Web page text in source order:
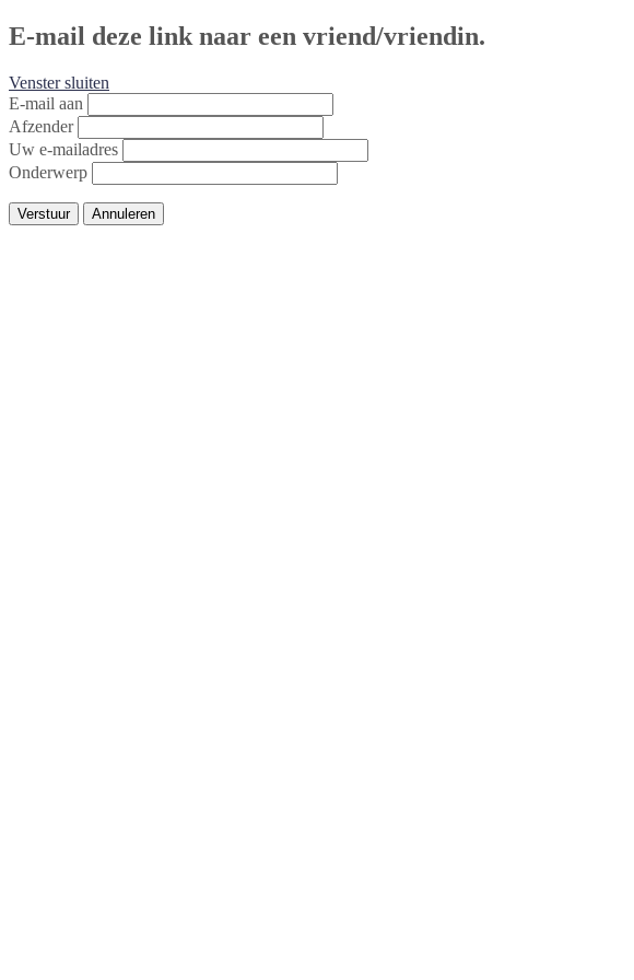
E-mail deze link naar een vriend/vriendin.
Venster sluiten
E-mail aan
Afzender
Uw e-mailadres
Onderwerp
Verstuur Annuleren